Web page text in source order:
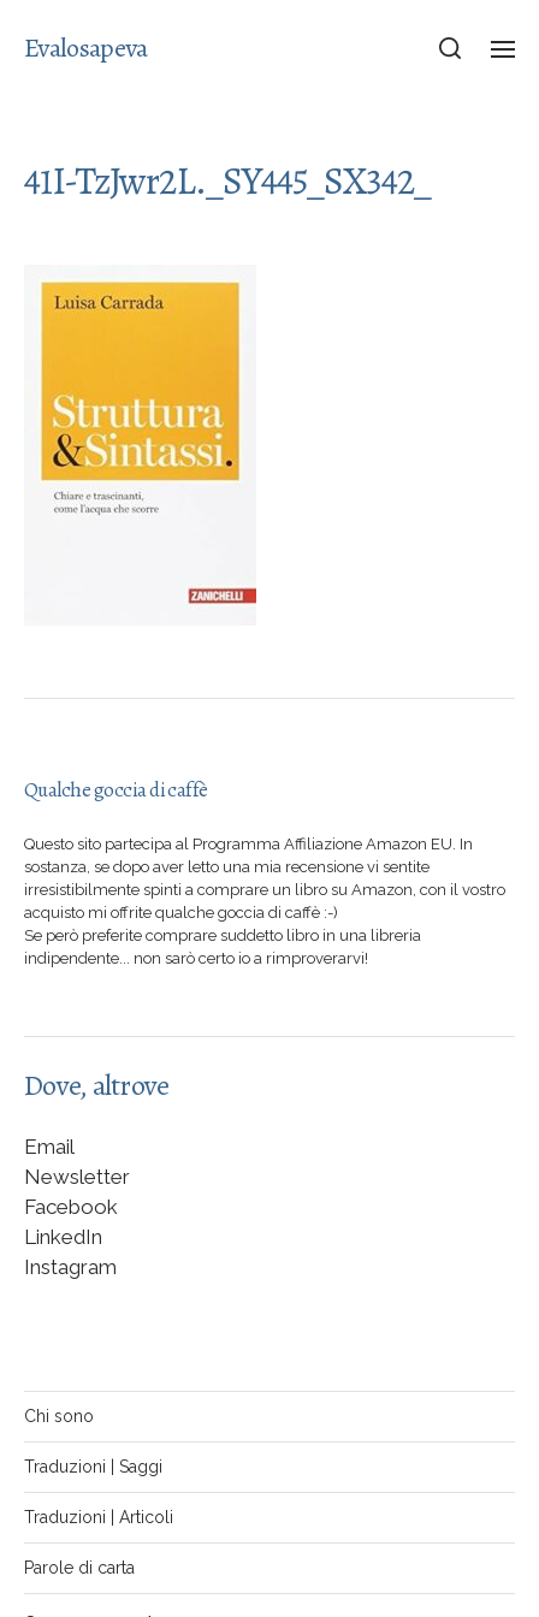
Evalosapeva
41I-TzJwr2L._SY445_SX342_
Qualche goccia di caffè
Questo sito partecipa al Programma Affiliazione Amazon EU. In
sostanza, se dopo aver letto una mia recensione vi sentite
irresistibilmente spinti a comprare un libro su Amazon, con il vostro
acquisto mi offrite qualche goccia di caffè :-)
Se però preferite comprare suddetto libro in una libreria
indipendente... non sarò certo io a rimproverarvi!
Dove, altrove
Email
Newsletter
Facebook
LinkedIn
Instagram
Chi sono
Traduzioni | Saggi
Traduzioni | Articoli
Parole di carta